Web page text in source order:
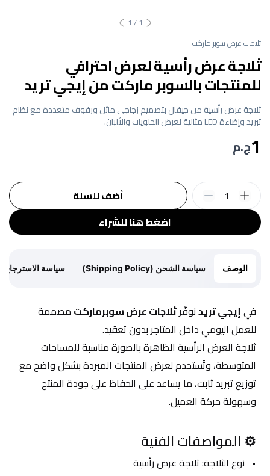
1
/
1
ثلاجات عرض سوبر ماركت
ثلاجة عرض رأسية لعرض احترافي
للمنتجات بالسوبر ماركت من إيجي تريد
ثلاجة عرض رأسية من جيفال بتصميم زجاجي مائل ورفوف متعددة مع نظام
تبريد وإضاءة LED مثالية لعرض الحلويات والألبان.
1ج.م
اضغط هنا للشراء
أضف للسلة 1
الوصف سياسة الشحن (Shipping Policy) سياسة الاسترجاع (Return Policy)
في إيجي تريد نوفّر ثلاجات عرض سوبرماركت
للعمل اليومي داخل المتاجر بدون تعقيد.
وسهولة حركة العميل.
⚙️ المواصفات الفنية
نوع الثلاجة: ثلاجة عرض رأسية